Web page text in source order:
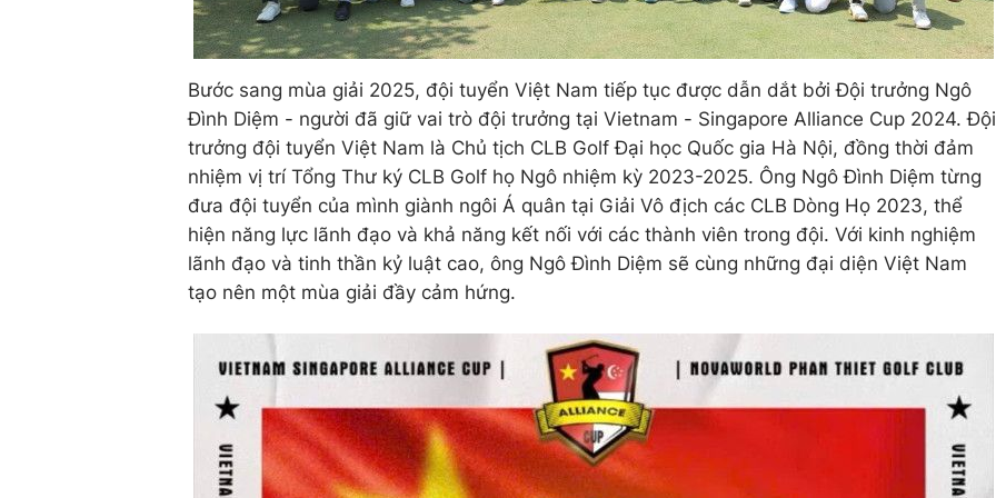
Bước sang mùa giải 2025, đội tuyển Việt Nam tiếp tục được dẫn dắt bởi Đội trưởng Ngô
Đình Diệm - người đã giữ vai trò đội trưởng tại Vietnam - Singapore Alliance Cup 2024. Đội
trưởng đội tuyển Việt Nam là Chủ tịch CLB Golf Đại học Quốc gia Hà Nội, đồng thời đảm
nhiệm vị trí Tổng Thư ký CLB Golf họ Ngô nhiệm kỳ 2023-2025. Ông Ngô Đình Diệm từng
đưa đội tuyển của mình giành ngôi Á quân tại Giải Vô địch các CLB Dòng Họ 2023, thể
hiện năng lực lãnh đạo và khả năng kết nối với các thành viên trong đội. Với kinh nghiệm
lãnh đạo và tinh thần kỷ luật cao, ông Ngô Đình Diệm sẽ cùng những đại diện Việt Nam
tạo nên một mùa giải đầy cảm hứng.